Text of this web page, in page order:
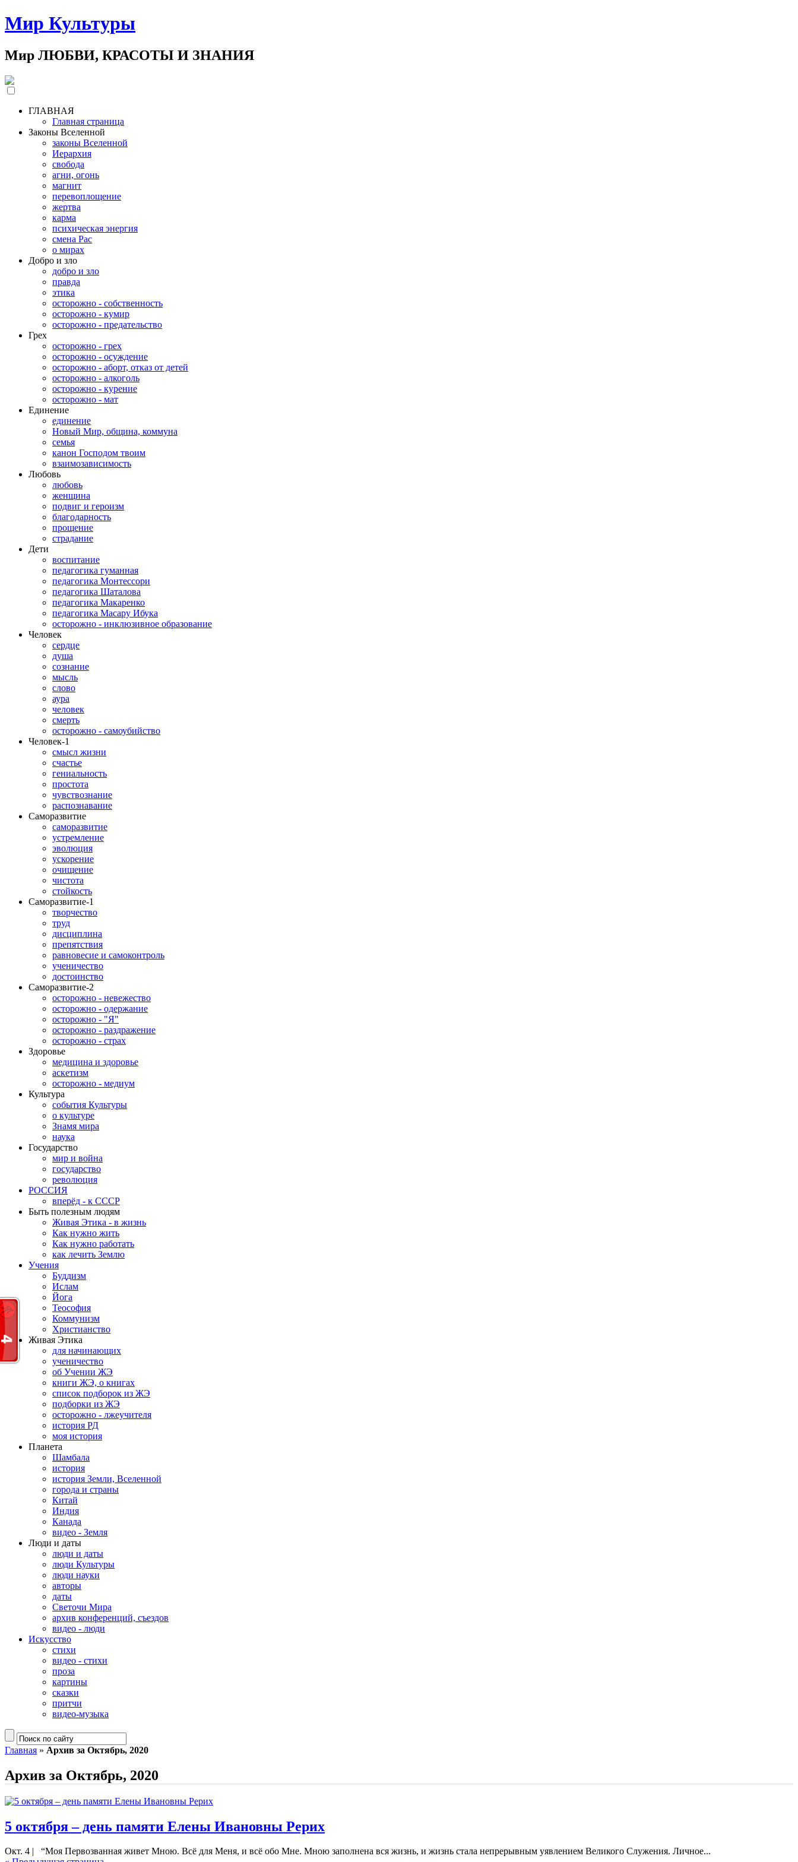
Мир Культуры
Мир ЛЮБВИ, КРАСОТЫ И ЗНАНИЯ
ГЛАВНАЯ
Главная страница
Законы Вселенной
законы Вселенной
Иерархия
свобода
агни, огонь
магнит
перевоплощение
жертва
карма
психическая энергия
смена Рас
о мирах
Добро и зло
добро и зло
правда
этика
осторожно - собственность
осторожно - кумир
осторожно - предательство
Грех
осторожно - грех
осторожно - осуждение
осторожно - аборт, отказ от детей
осторожно - алкоголь
осторожно - курение
осторожно - мат
Единение
единение
Новый Мир, община, коммуна
семья
канон Господом твоим
взаимозависимость
Любовь
любовь
женщина
подвиг и героизм
благодарность
прощение
страдание
Дети
воспитание
педагогика гуманная
педагогика Монтессори
педагогика Шаталова
педагогика Макаренко
педагогика Масару Ибука
осторожно - инклюзивное образование
Человек
сердце
душа
сознание
мысль
слово
аура
человек
смерть
осторожно - самоубийство
Человек-1
смысл жизни
счастье
гениальность
простота
чувствознание
распознавание
Саморазвитие
саморазвитие
устремление
эволюция
ускорение
очищение
чистота
стойкость
Саморазвитие-1
творчество
труд
дисциплина
препятствия
равновесие и самоконтроль
ученичество
достоинство
Саморазвитие-2
осторожно - невежество
осторожно - одержание
осторожно - "Я"
осторожно - раздражение
осторожно - страх
Здоровье
медицина и здоровье
аскетизм
осторожно - медиум
Культура
события Культуры
о культуре
Знамя мира
наука
Государство
мир и война
государство
революция
РОССИЯ
вперёд - к СССР
Быть полезным людям
Живая Этика - в жизнь
Как нужно жить
Как нужно работать
как лечить Землю
Учения
Буддизм
Ислам
Йога
Теософия
Коммунизм
Христианство
Живая Этика
для начинающих
ученичество
об Учении ЖЭ
книги ЖЭ, о книгах
список подборок из ЖЭ
подборки из ЖЭ
осторожно - лжеучителя
история РД
моя история
Планета
Шамбала
история
история Земли, Вселенной
города и страны
Китай
Индия
Канада
видео - Земля
Люди и даты
люди и даты
люди Культуры
люди науки
авторы
даты
Светочи Мира
архив конференций, съездов
видео - люди
Искусство
стихи
видео - стихи
проза
картины
сказки
притчи
видео-музыка
Главная » Архив за Октябрь, 2020
Архив за Октябрь, 2020
5 октября – день памяти Елены Ивановны Рерих
Окт. 4 |
“Моя Первозванная живет Мною. Всё для Меня, и всё обо Мне. Мною заполнена вся жизнь, и жизнь стала непрерывным уявлением Великого Служения. Личное...